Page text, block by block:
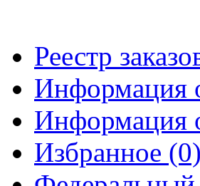
Реестр
Информация
Информация
Избранное (0)